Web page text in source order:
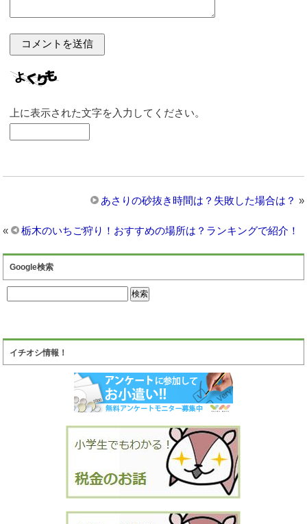
上に表示された文字を入力してください。
あさりの砂抜き時間は？失敗した場合は？ »
« 栃木のいちご狩り！おすすめの場所は？ランキングで紹介！
Google検索
イチオシ情報！